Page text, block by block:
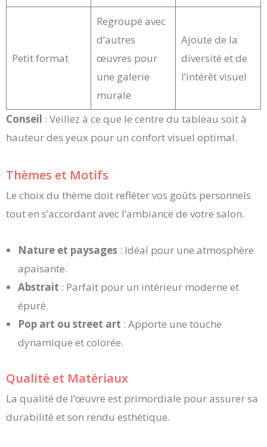
Petit format
Regroupé avec
d’autres
œuvres pour
une galerie
murale
Ajoute de la
diversité et de
l’intérêt visuel
Conseil : Veillez à ce que le centre du tableau soit à
hauteur des yeux pour un confort visuel optimal.
Thèmes et Motifs
Le choix du thème doit refléter vos goûts personnels
tout en s’accordant avec l’ambiance de votre salon.
Nature et paysages : Idéal pour une atmosphère
apaisante.
Abstrait : Parfait pour un intérieur moderne et
épuré.
Pop art ou street art : Apporte une touche
dynamique et colorée.
Qualité et Matériaux
La qualité de l’œuvre est primordiale pour assurer sa
durabilité et son rendu esthétique.